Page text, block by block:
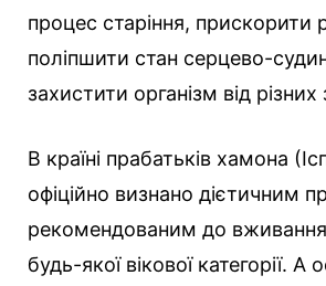
процес старіння, прискорити
поліпшити стан серцево-
захистити організм від
В країні прабатьків хамона
офіційно визнано дієтичним
рекомендованим до
будь-якої вікової категорії. А